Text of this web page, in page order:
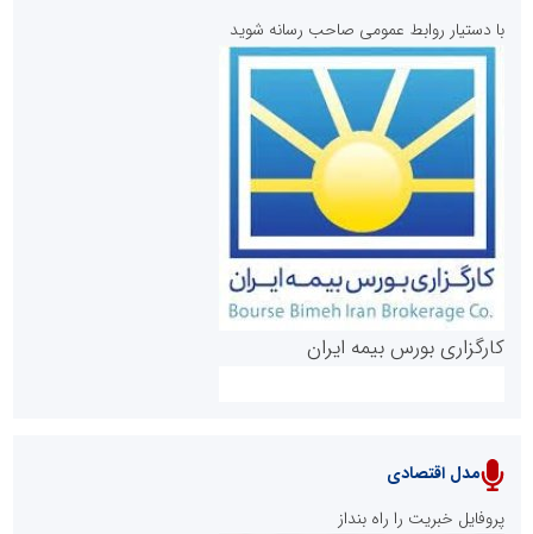
روابط عمومی خبرگزاری گزارش خبر
پایگاه خبری نهضت ملی مسکن
با دستیار روابط عمومی صاحب رسانه شوید
کارگزاری بورس بیمه ایران
مدل اقتصادی
پروفایل خبریت را راه بنداز